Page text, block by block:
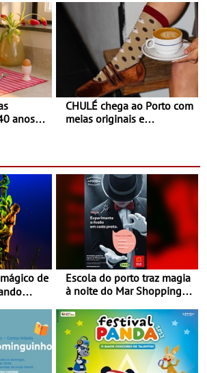
Balance
anos
Novas
CHULÉ chega ao Porto com
meias originais e
Shopping
Escola do porto traz magia
à noite do Mar Shopping
29 de abril, às 21h00